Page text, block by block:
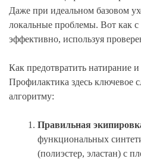
Даже при идеальном базовом
локальные проблемы. Вот как
эффективно, используя
Как предотвратить натирание
Профилактика здесь ключевое
алгоритму:
Правильная
функциональных
(полиэстер, эластан) с